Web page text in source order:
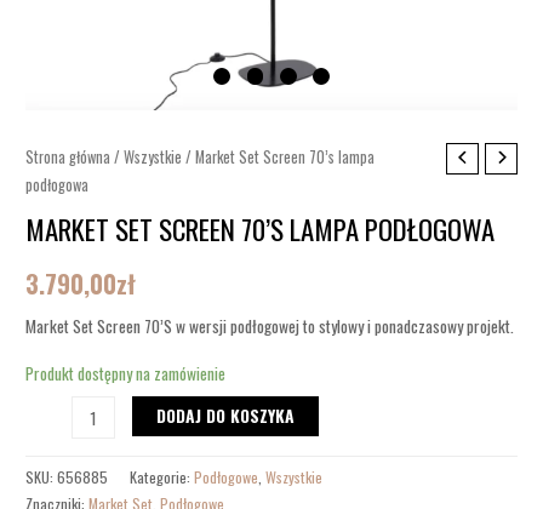
Strona główna /Wszystkie / Market Set Screen 70’s lampa
podłogowa
MARKET SET SCREEN 70’S LAMPA PODŁOGOWA
3.790,00zł
Market Set Screen 70’S w wersji podłogowej to stylowy i ponadczasowy projekt.
Produkt dostępny na zamówienie
ilość
Market
Set
Screen
70's
podłogowa
DODAJ DO KOSZYKA
SKU:656885 Kategorie:Podłogowe,Wszystkie
Znaczniki:Market Set,Podłogowe